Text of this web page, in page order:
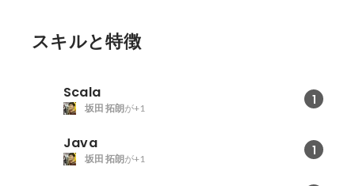
スキルと特徴
Scala 1
坂田 拓朗が+1
Java 1
坂田 拓朗が+1